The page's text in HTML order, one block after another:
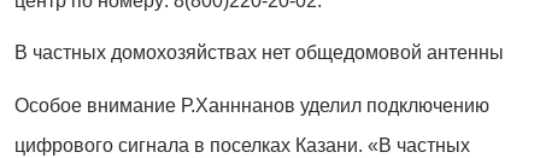
В частных домохозяйствах нет общедомовой антенны
Особое внимание Р.Ханннанов уделил подключению
цифрового сигнала в поселках Казани. «В частных